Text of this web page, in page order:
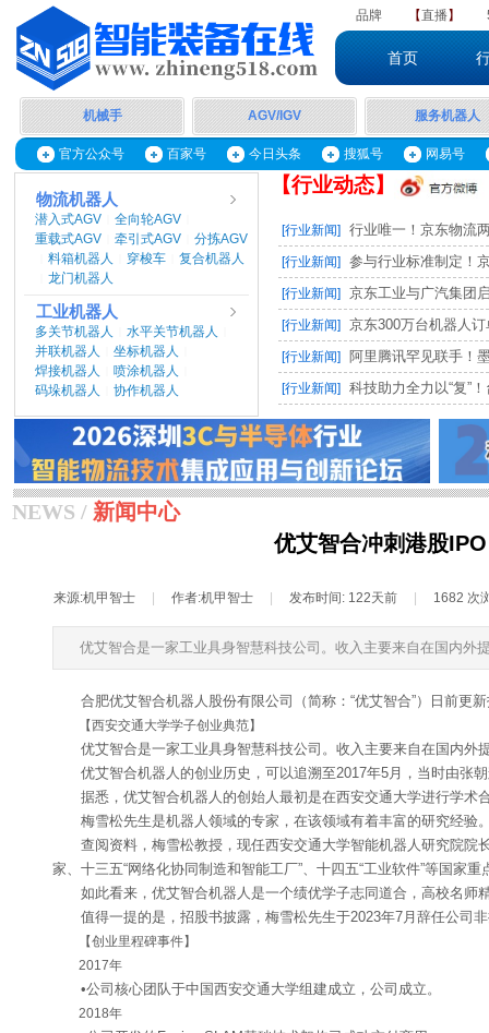
品牌 【直播】
首页
机械手 服务机器人
AGV/IGV
官方公众号 百家号 今日头条 搜狐号 网易号
【行业动态】
物流机器人
潜入式AGV 全向轮AGV
重载式AGV 牵引式AGV 分拣AGV
料箱机器人 穿梭车 复合机器人
龙门机器人
工业机器人
多关节机器人 水平关节机器人
并联机器人 坐标机器人
焊接机器人 喷涂机器人
码垛机器人 协作机器人
[行业新闻] 行业唯一！京东物流
[行业新闻] 参与行业标准制定！
[行业新闻] 京东工业与广汽集团
[行业新闻] 京东300万台机器人
[行业新闻] 阿里腾讯罕见联手！
[行业新闻] 科技助力全力以“复”
NEWS / 新闻中心
优艾智合冲刺港股
来源:机甲智士 作者:机甲智士 发布时间: 122天前 1682 次
优艾智合是一家工业具身智慧科技公司。收入主要来自在国内
合肥优艾智合机器人股份有限公司（简称：“优艾智合”）日前更
【西安交通大学学子创业典范】
优艾智合是一家工业具身智慧科技公司。收入主要来自在国内
优艾智合机器人的创业历史，可以追溯至2017年5月，当时由张
据悉，优艾智合机器人的创始人最初是在西安交通大学进行学
梅雪松先生是机器人领域的专家，在该领域有着丰富的研究经验
查阅资料，梅雪松教授，现任西安交通大学智能机器人研究院院
家、十三五“网络化协同制造和智能工厂”、十四五“工业软件”等国家
如此看来，优艾智合机器人是一个绩优学子志同道合，高校名师
值得一提的是，招股书披露，梅雪松先生于2023年7月辞任公司
【创业里程碑事件】
2017年
•公司核心团队于中国西安交通大学组建成立，公司成立。
2018年